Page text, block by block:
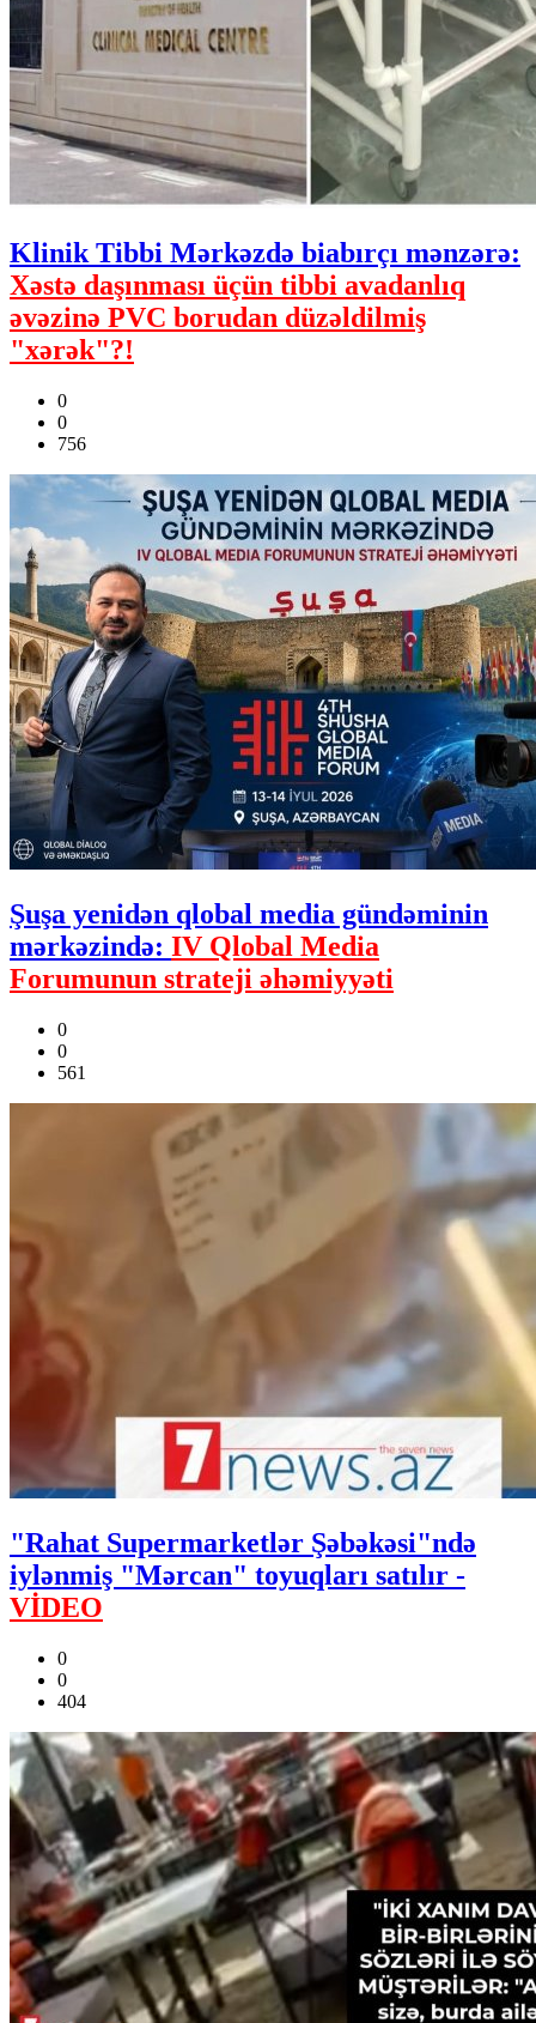
Klinik Tibbi Mərkəzdə biabırçı mənzərə:
Xəstə daşınması üçün tibbi avadanlıq
əvəzinə PVC borudan düzəldilmiş
"xərək"?!
0
0
756
Şuşa yenidən qlobal media gündəminin
mərkəzində: IV Qlobal Media
Forumunun strateji əhəmiyyəti
0
0
561
"Rahat Supermarketlər Şəbəkəsi"ndə
iylənmiş "Mərcan" toyuqları satılır -
VİDEO
0
0
404